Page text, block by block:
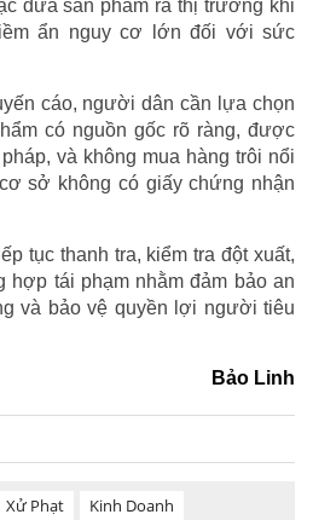
đưa sản phẩm ra thị trường khi
ẩn nguy cơ lớn đối với sức
cáo, người dân cần lựa chọn
có nguồn gốc rõ ràng, được
và không mua hàng trôi nổi
sở không có giấy chứng nhận
tục thanh tra, kiểm tra đột xuất,
hợp tái phạm nhằm đảm bảo an
và bảo vệ quyền lợi người tiêu
Bảo Linh
Xử Phạt
Kinh Doanh